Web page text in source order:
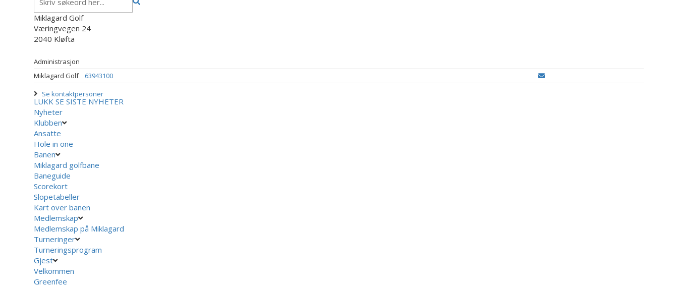
Miklagard Golf
Væringvegen 24
2040 Kløfta
Administrasjon
Miklagard Golf
63943100
Se kontaktpersoner
LUKK SE SISTE NYHETER
Nyheter
Klubben
Ansatte
Hole in one
Banen
Miklagard golfbane
Baneguide
Scorekort
Slopetabeller
Kart over banen
Medlemskap
Medlemskap på Miklagard
Turneringer
Turneringsprogram
Gjest
Velkommen
Greenfee